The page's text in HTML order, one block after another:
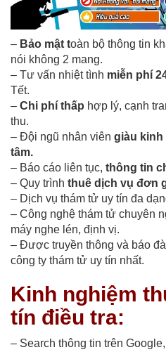
– Bảo mật toàn bộ thông tin
nói không 2 mang.
– Tư vấn nhiệt tình miễn phí
Tết.
– Chi phí thấp hợp lý, cạnh
thu.
– Đội ngũ nhân viên giàu kinh
tâm.
– Báo cáo liên tục, thông tin
– Quy trình thuê dịch vụ đơn
– Dịch vụ thám tử uy tín đa
– Công nghệ thám tử chuyên
máy nghe lén, định vị.
– Được truyền thông và báo
công ty thám tử uy tín nhất.
Kinh nghiệm
tín điều tra:
– Search thông tin trên